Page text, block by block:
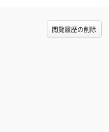
閲覧履歴の削除